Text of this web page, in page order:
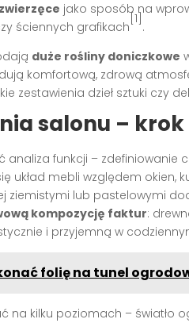
jako sposób na
ściennych grafikach
[1]
.
duże rośliny doniczkowe
komfortową, zdrową
zestawienia dzieł sztuki czy
salonu –
funkcji – zdefiniowanie
układ mebli względem okien,
ziemistymi lub pastelowymi
kompozycję faktur:
i przyjemną w
folię na tunel
na kilku poziomach – światło